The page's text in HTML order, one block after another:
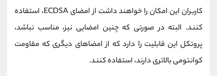
کاربران این امکان را خواهند داشت از امضای ECDSA، استفاده
کنند. البته در صورتی که چنین امضایی نیز، مناسب نباشد،
پروتکل این قابلیت را دارد که از امضاهای دیگری که مقاومت
کوانتومی بالاتری دارند، استفاده کنند.